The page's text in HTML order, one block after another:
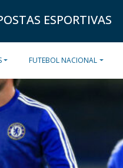
ESPORTIVAS
FUTEBOL NACIONAL